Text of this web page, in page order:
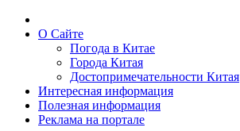
О Сайте
Погода в Китае
Города Китая
Достопримечательности Китая
Интересная информация
Полезная информация
Реклама на портале